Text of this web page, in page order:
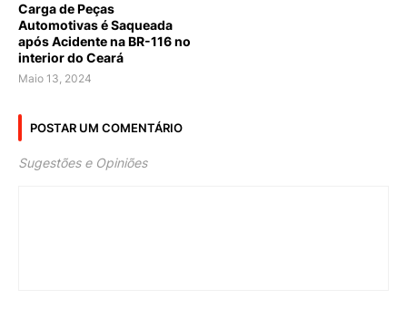
Carga de Peças
Automotivas é Saqueada
após Acidente na BR-116 no
interior do Ceará
Maio 13, 2024
POSTAR UM COMENTÁRIO
Sugestões e Opiniões